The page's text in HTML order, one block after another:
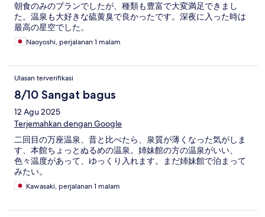
朝食のみのプランでしたが、種類も豊富で大変満足できまし
た。温泉も大好きな硫黄臭で良かったです。深夜に入った時は
最高の星空でした。
Naoyoshi, perjalanan 1 malam
Ulasan terverifikasi
8/10 Sangat bagus
12 Agu 2025
Terjemahkan dengan Google
二回目の万座温泉、昔と比べたら、泉質が薄くなった気がしま
す、本館ちょっとぬるめの温泉。姉妹館の方の温泉がいい、
色々温度があって、ゆっくり入れます。まだ姉妹館で泊まって
みたい。
Kawasaki, perjalanan 1 malam